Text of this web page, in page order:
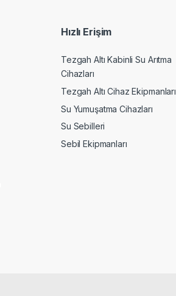
Hızlı Erişim
Tezgah Altı Kabinli Su Arıtma
Cihazları
Tezgah Altı Cihaz Ekipmanları
Su Yumuşatma Cihazları
Su Sebilleri
Sebil Ekipmanları